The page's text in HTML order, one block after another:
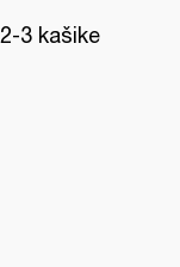
3 kašike